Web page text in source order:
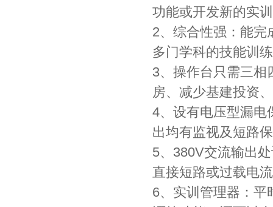
功能或开发新的实
2、综合性强：能完
多门学科的技能训
3、操作台只需三相
房、减少基建投资
4、设有电压型漏电
出均有监视及短路
5、380V交流输出
直接短路或过载电
6、实训管理器：平